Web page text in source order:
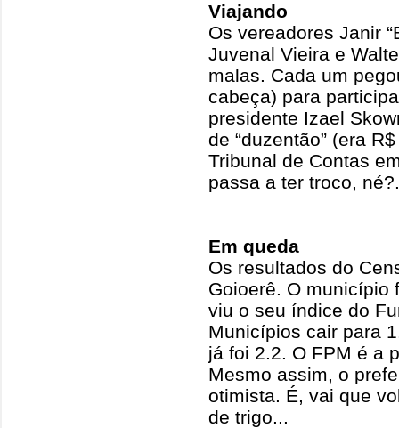
Viajando
Os vereadores Janir
Juvenal Vieira e
malas. Cada um
cabeça) para
presidente Izael
de “duzentão” (era
Tribunal de Contas
passa a ter troco,
Em queda
Os resultados do
Goioerê. O município
viu o seu índice do
Municípios cair para
já foi 2.2. O FPM é a
Mesmo assim, o
otimista. É, vai que
de trigo...